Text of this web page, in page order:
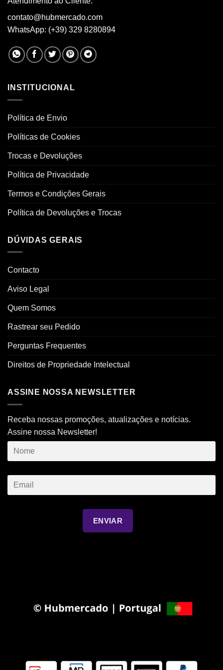
the
product
contato@hubmercado.com
WhatsApp: (+39) 329 8280894
INSTITUCIONAL
Política de Envio
Políticas de Cookies
Trocas e Devoluções
Política de Privacidade
Termos e Condições Gerais
Política de Devoluções e Trocas
DÚVIDAS GERAIS
Contacto
Aviso Legal
Quem Somos
Rastrear seu Pedido
Perguntas Frequentes
Direitos de Propriedade Intelectual
ASSINE NOSSA NEWSLETTER
Receba nossas promoções, atualizações e notícias.
Assine nossa Newsletter!
ENVIAR